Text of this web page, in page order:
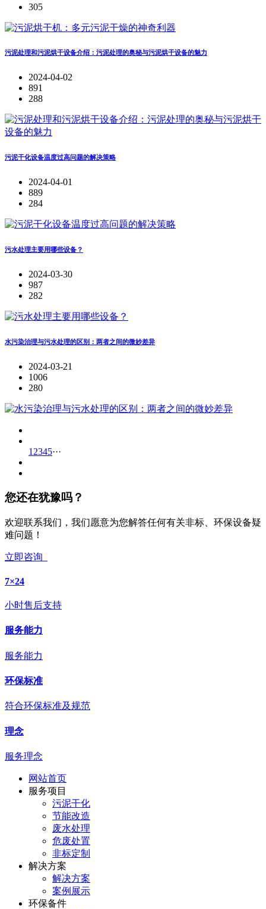
305
​污泥处理和污泥烘干设备介绍：污泥处理的奥秘与污泥烘干设备的魅力
2024-04-02
891
288
污泥干化设备温度过高问题的解决策略
2024-04-01
889
284
污水处理主要用哪些设备？
2024-03-30
987
282
水污染治理与污水处理的区别：两者之间的微妙差异
2024-03-21
1006
280
1 2345···
您还在犹豫吗？
欢迎联系我们，我们愿意为您解答任何有关非标、环保设备疑
难问题！
立即咨询
7×24
小时售后支持
服务能力
服务能力
环保标准
符合环保标准及规范
理念
服务理念
网站首页
服务项目
污泥干化
节能改造
废水处理
危废处置
非标定制
解决方案
解决方案
案例展示
环保备件